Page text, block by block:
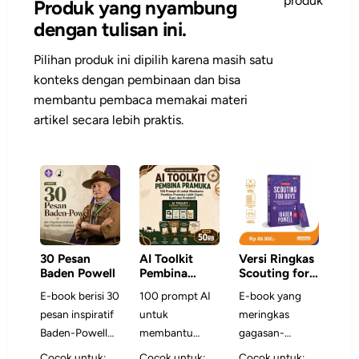
Produk yang nyambung
dengan tulisan ini.
Pilihan produk ini dipilih karena masih satu
konteks dengan pembinaan dan bisa
membantu pembaca memakai materi
artikel secara lebih praktis.
30 Pesan
Baden Powell
E-book berisi 30
pesan inspiratif
Baden-Powell
yang
AI Toolkit
Pembina
Prompt AI
Siap Pakai
100 prompt AI
untuk
membantu
Pembina
Versi Ringkas
Scouting for
E-book yang
meringkas
gagasan-
gagasan inti